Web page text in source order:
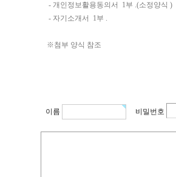
- 개인정보활용동의서 1부 .(소정양식 )
- 자기소개서 1부 .
※첨부 양식 참조
이름 비밀번호